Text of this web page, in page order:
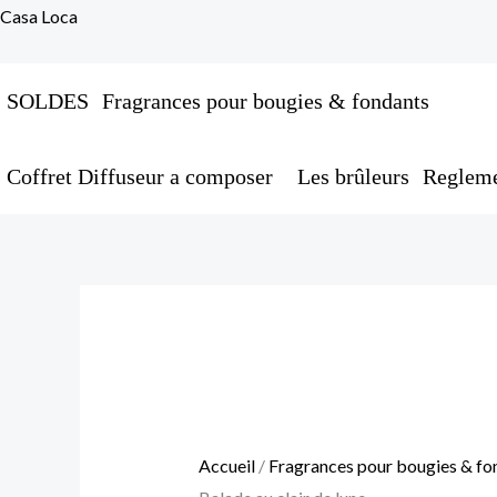
Aller
Casa Loca
SOLDES Fragrances pour bougies & fondants
Coffret Diffuseur a composer Les brûleurs
Accueil/ Fragrances pour bougies &
17,00 €
clair